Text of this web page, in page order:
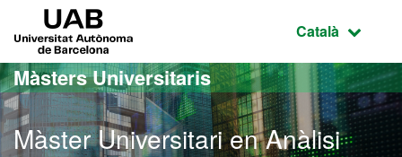
Ves al contingut principal
Ves a la navegació de la pàgina
Idioma
Català
Màsters Universitaris
Màster Universitari en Anàlisi